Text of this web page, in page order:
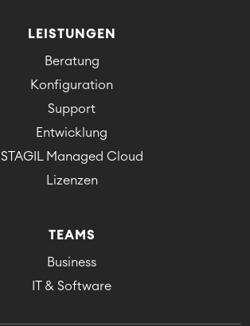
LEISTUNGEN
Beratung
Konfiguration
Support
Entwicklung
STAGIL Managed Cloud
Lizenzen
TEAMS
Business
IT & Software